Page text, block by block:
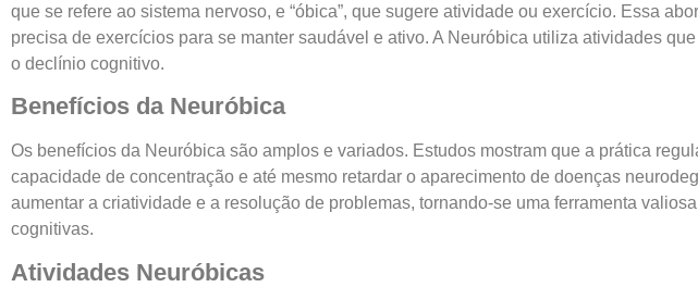
que se refere ao sistema nervoso, e “óbica”, que sugere atividade ou exercício. Essa
precisa de exercícios para se manter saudável e ativo. A Neuróbica utiliza atividades
o declínio cognitivo.
Benefícios da Neuróbica
Os benefícios da Neuróbica são amplos e variados. Estudos mostram que a prática
capacidade de concentração e até mesmo retardar o aparecimento de doenças
aumentar a criatividade e a resolução de problemas, tornando-se uma ferramenta
cognitivas.
Atividades Neuróbicas